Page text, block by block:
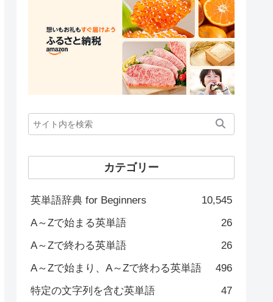
カテゴリー
英単語辞典 for Beginners
10,545
A～Zで始まる英単語
26
A～Zで終わる英単語
26
A～Zで始まり、A～Zで終わる英単語
496
特定の文字列を含む英単語
47